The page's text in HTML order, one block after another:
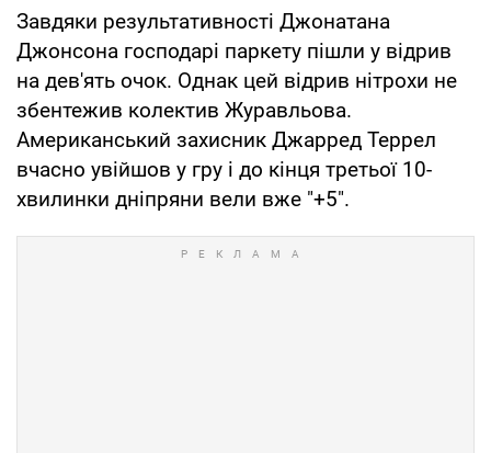
Завдяки результативності Джонатана
Джонсона господарі паркету пішли у відрив
на дев'ять очок. Однак цей відрив нітрохи не
збентежив колектив Журавльова.
Американський захисник Джарред Террел
вчасно увійшов у гру і до кінця третьої 10-
хвилинки дніпряни вели вже "+5".